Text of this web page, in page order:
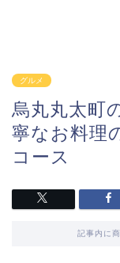
グルメ
烏丸丸太町
寧なお料理
コース
記事内に